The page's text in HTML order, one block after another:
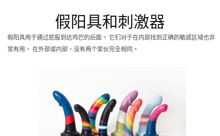
假阳具和刺激器
假阳具用于通过屁股到达鸡巴的后面。 它们对于在内部找到正确的敏感区域也非
常有用。 在外部或内部，没有两个家伙完全相同。